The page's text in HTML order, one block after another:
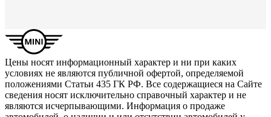
Цены носят информационный характер и ни при каких
условиях не являются публичной офертой, определяемой
положениями Статьи 435 ГК РФ. Все содержащиеся на Сайте
сведения носят исключительно справочный характер и не
являются исчерпывающими. Информация о продаже